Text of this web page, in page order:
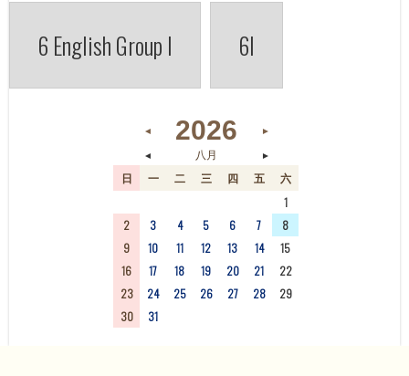
6 English Group I 6I
◄ 2026
►
◄
八月 ►
日 一 二 三 四 五
六
1
2
3 4 5 6 7
8
9
10 11 12 13 14
15
16
17 18 19 20 21
22
23
24 25 26 27 28
29
30
31